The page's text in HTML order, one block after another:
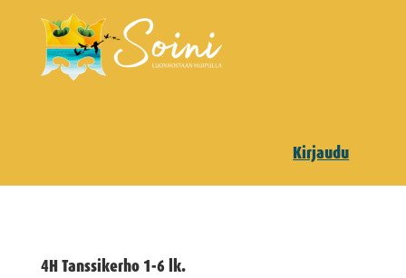
Kirjaudu
4H Tanssikerho 1-6 lk.